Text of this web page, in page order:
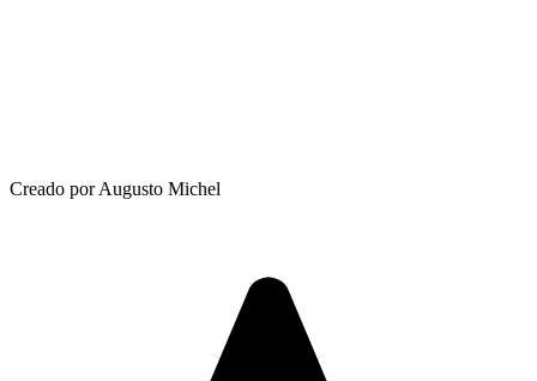
Creado por Augusto Michel